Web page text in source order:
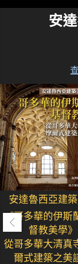
安
安達魯西亞建
《哥多華的伊斯
督教美學》
從哥多華大清真
爾式建築之美